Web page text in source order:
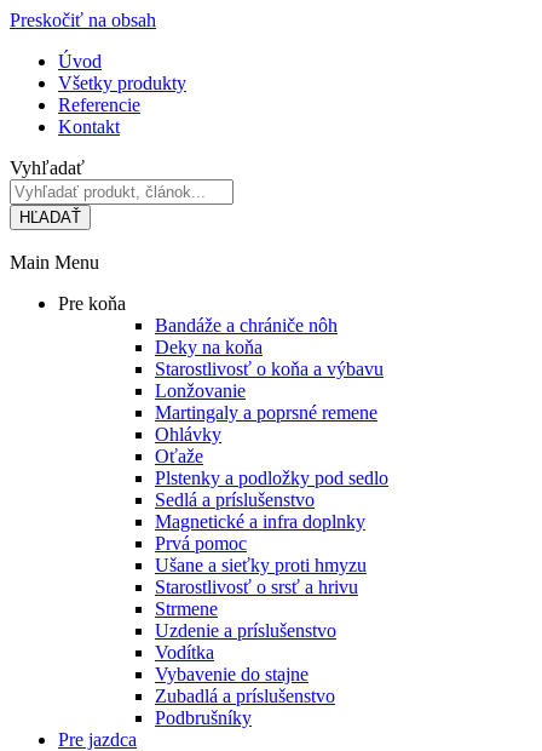
Preskočiť na obsah
Úvod
Všetky produkty
Referencie
Kontakt
Vyhľadať
HĽADAŤ
Main Menu
Pre koňa
Bandáže a chrániče nôh
Deky na koňa
Starostlivosť o koňa a výbavu
Lonžovanie
Martingaly a poprsné remene
Ohlávky
Oťaže
Plstenky a podložky pod sedlo
Sedlá a príslušenstvo
Magnetické a infra doplnky
Prvá pomoc
Ušane a sieťky proti hmyzu
Starostlivosť o srsť a hrivu
Strmene
Uzdenie a príslušenstvo
Vodítka
Vybavenie do stajne
Zubadlá a príslušenstvo
Podbrušníky
Pre jazdca